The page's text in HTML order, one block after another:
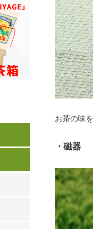
お茶の味
・磁器